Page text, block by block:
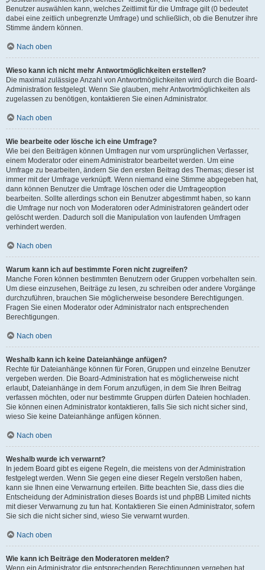
Benutzer auswählen kann, welches Zeitlimit für die Umfrage gilt (0 bedeutet
dabei eine zeitlich unbegrenzte Umfrage) und schließlich, ob die Benutzer ihre
Stimme ändern können.
Nach oben
Wieso kann ich nicht mehr Antwortmöglichkeiten erstellen?
Die maximal zulässige Anzahl von Antwortmöglichkeiten wird durch die Board-
Administration festgelegt. Wenn Sie glauben, mehr Antwortmöglichkeiten als
zugelassen zu benötigen, kontaktieren Sie einen Administrator.
Nach oben
Wie bearbeite oder lösche ich eine Umfrage?
Wie bei den Beiträgen können Umfragen nur vom ursprünglichen Verfasser,
einem Moderator oder einem Administrator bearbeitet werden. Um eine
Umfrage zu bearbeiten, ändern Sie den ersten Beitrag des Themas; dieser ist
immer mit der Umfrage verknüpft. Wenn niemand eine Stimme abgegeben hat,
dann können Benutzer die Umfrage löschen oder die Umfrageoption
bearbeiten. Sollte allerdings schon ein Benutzer abgestimmt haben, so kann
die Umfrage nur noch von Moderatoren oder Administratoren geändert oder
gelöscht werden. Dadurch soll die Manipulation von laufenden Umfragen
verhindert werden.
Nach oben
Warum kann ich auf bestimmte Foren nicht zugreifen?
Manche Foren können bestimmten Benutzern oder Gruppen vorbehalten sein.
Um diese einzusehen, Beiträge zu lesen, zu schreiben oder andere Vorgänge
durchzuführen, brauchen Sie möglicherweise besondere Berechtigungen.
Fragen Sie einen Moderator oder Administrator nach entsprechenden
Berechtigungen.
Nach oben
Weshalb kann ich keine Dateianhänge anfügen?
Rechte für Dateianhänge können für Foren, Gruppen und einzelne Benutzer
vergeben werden. Die Board-Administration hat es möglicherweise nicht
erlaubt, Dateianhänge in dem Forum anzufügen, in dem Sie Ihren Beitrag
verfassen möchten, oder nur bestimmte Gruppen dürfen Dateien hochladen.
Sie können einen Administrator kontaktieren, falls Sie sich nicht sicher sind,
wieso Sie keine Dateianhänge anfügen können.
Nach oben
Weshalb wurde ich verwarnt?
In jedem Board gibt es eigene Regeln, die meistens von der Administration
festgelegt werden. Wenn Sie gegen eine dieser Regeln verstoßen haben,
kann sie Ihnen eine Verwarnung erteilen. Bitte beachten Sie, dass dies die
Entscheidung der Administration dieses Boards ist und phpBB Limited nichts
mit dieser Verwarnung zu tun hat. Kontaktieren Sie einen Administrator, sofern
Sie sich die nicht sicher sind, wieso Sie verwarnt wurden.
Nach oben
Wie kann ich Beiträge den Moderatoren melden?
Wenn ein Administrator die entsprechenden Berechtigungen vergeben hat,